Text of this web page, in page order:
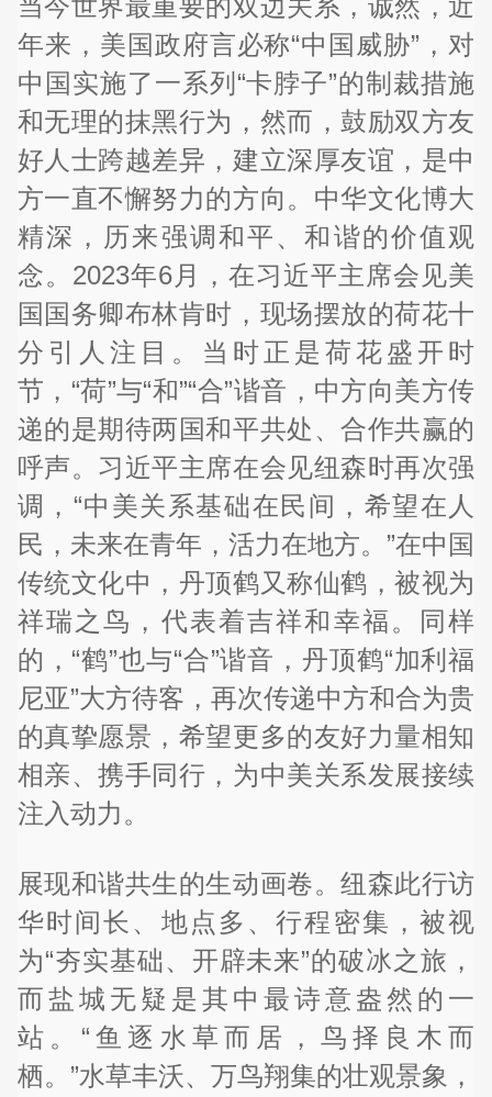
当今世界最重要的双边关系，诚然，近
年来，美国政府言必称“中国威胁”，对
中国实施了一系列“卡脖子”的制裁措施
和无理的抹黑行为，然而，鼓励双方友
好人士跨越差异，建立深厚友谊，是中
方一直不懈努力的方向。中华文化博大
精深，历来强调和平、和谐的价值观
念。2023年6月，在习近平主席会见美
国国务卿布林肯时，现场摆放的荷花十
分引人注目。当时正是荷花盛开时
节，“荷”与“和”“合”谐音，中方向美方传
递的是期待两国和平共处、合作共赢的
呼声。习近平主席在会见纽森时再次强
调，“中美关系基础在民间，希望在人
民，未来在青年，活力在地方。”在中国
传统文化中，丹顶鹤又称仙鹤，被视为
祥瑞之鸟，代表着吉祥和幸福。同样
的，“鹤”也与“合”谐音，丹顶鹤“加利福
尼亚”大方待客，再次传递中方和合为贵
的真挚愿景，希望更多的友好力量相知
相亲、携手同行，为中美关系发展接续
注入动力。
展现和谐共生的生动画卷。纽森此行访
华时间长、地点多、行程密集，被视
为“夯实基础、开辟未来”的破冰之旅，
而盐城无疑是其中最诗意盎然的一
站。“鱼逐水草而居，鸟择良木而
栖。”水草丰沃、万鸟翔集的壮观景象，